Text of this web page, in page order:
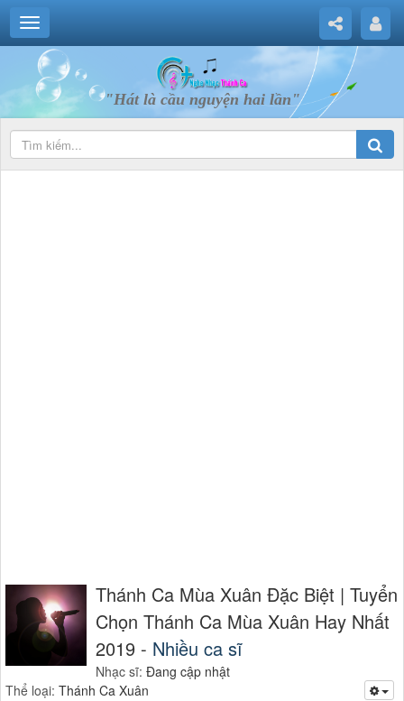
"Hát là cầu nguyện hai lần"
Thánh Ca Mùa Xuân Đặc Biệt | Tuyển
Chọn Thánh Ca Mùa Xuân Hay Nhất
2019 - Nhiều ca sĩ
Nhạc sĩ: Đang cập nhật
Thể loại: Thánh Ca Xuân